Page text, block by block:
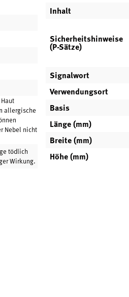
allergische
Nebel nicht
tödlich
Wirkung.
Inhalt
Sicherheitshinweise
(P-Sätze)
Signalwort
Verwendungsort
Basis
Länge (mm)
Breite (mm)
Höhe (mm)